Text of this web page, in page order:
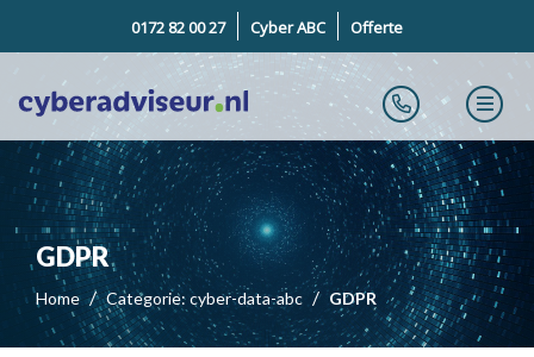
0172 82 00 27 Cyber ABC Offerte
GDPR
Home Categorie: cyber-data-abc GDPR